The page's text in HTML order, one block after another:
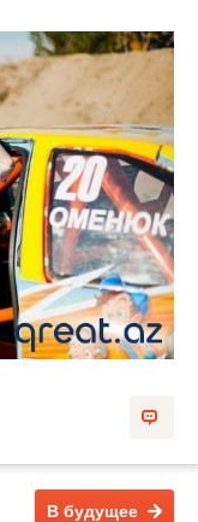
В будущее